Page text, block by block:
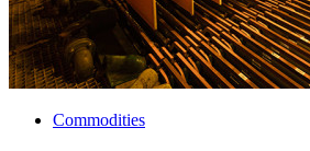
Commodities